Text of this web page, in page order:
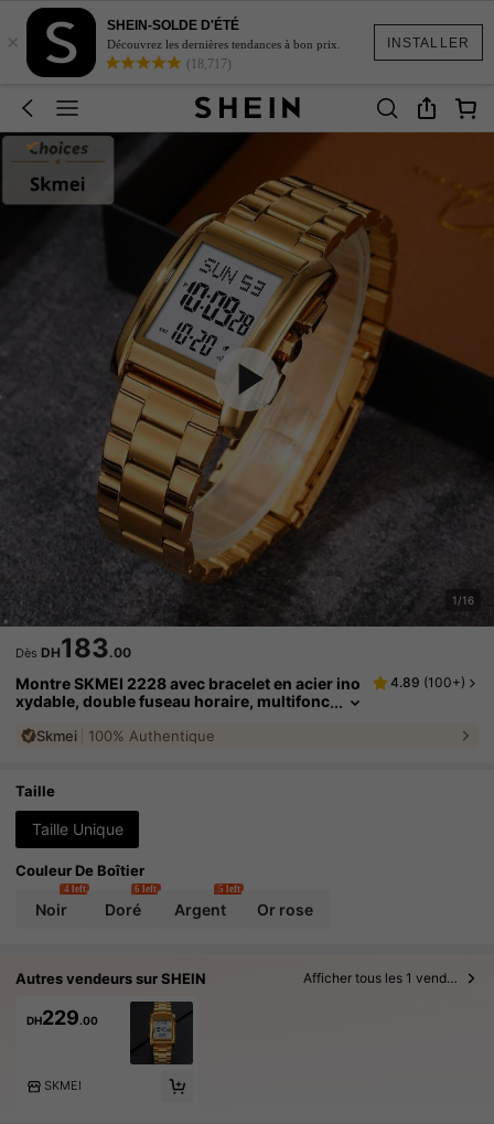
INSTALLER
×
SHEIN-SOLDE D'ÉTÉ
Découvrez les dernières tendances à bon prix.
(18,717)
1/16
Dès DH183.00
Montre SKMEI 2228 avec bracelet en acier ino
xydable, double fuseau horaire, multifonc
e à rebours numérique
4.89 (100+)
Skmei 100% Authentique
Taille
Taille Unique
Couleur De Boîtier
Noir
4 left
Doré
6 left
Argent
5 left
Or rose
Autres vendeurs sur SHEIN Afficher tous les 1 vendeurs
DH229.00
SKMEI